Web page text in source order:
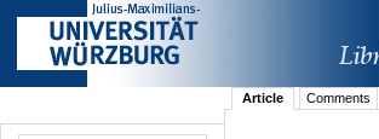
Article
Comments